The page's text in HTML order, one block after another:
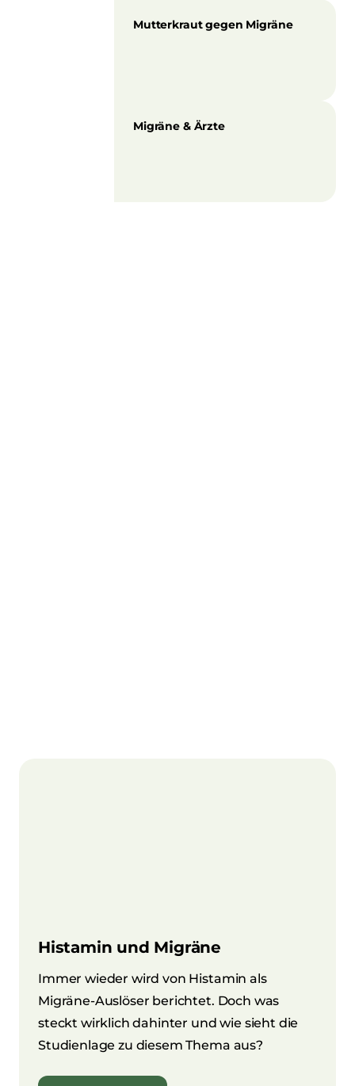
Mutterkraut gegen Migräne
Migräne & Ärzte
Histamin und Migräne
Immer wieder wird von Histamin als
Migräne-Auslöser berichtet. Doch was
steckt wirklich dahinter und wie sieht die
Studienlage zu diesem Thema aus?